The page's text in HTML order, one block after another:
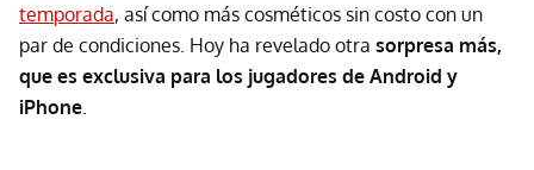
temporada, así como más cosméticos sin costo con un
par de condiciones. Hoy ha revelado otra sorpresa más,
que es exclusiva para los jugadores de Android y
iPhone.